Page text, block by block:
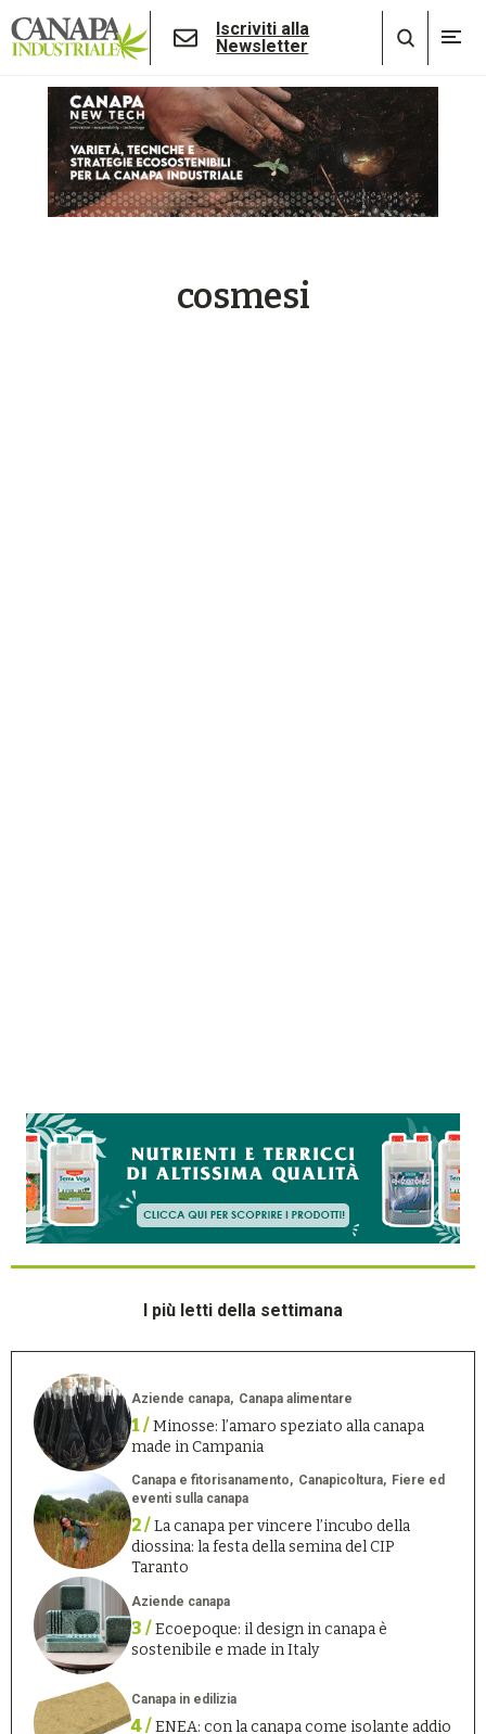
Iscriviti alla
Newsletter
cosmesi
I più letti della settimana
Aziende canapa Canapa alimentare
1 /Minosse: l’amaro speziato alla canapa
made in Campania
Canapa e fitorisanamento Canapicoltura
Fiere ed
eventi sulla canapa
2 /La canapa per vincere l’incubo della
diossina: la festa della semina del CIP
Taranto
Aziende canapa
3 /Ecoepoque: il design in canapa è
sostenibile e made in Italy
Canapa in edilizia
4 /ENEA: con la canapa come isolante addio